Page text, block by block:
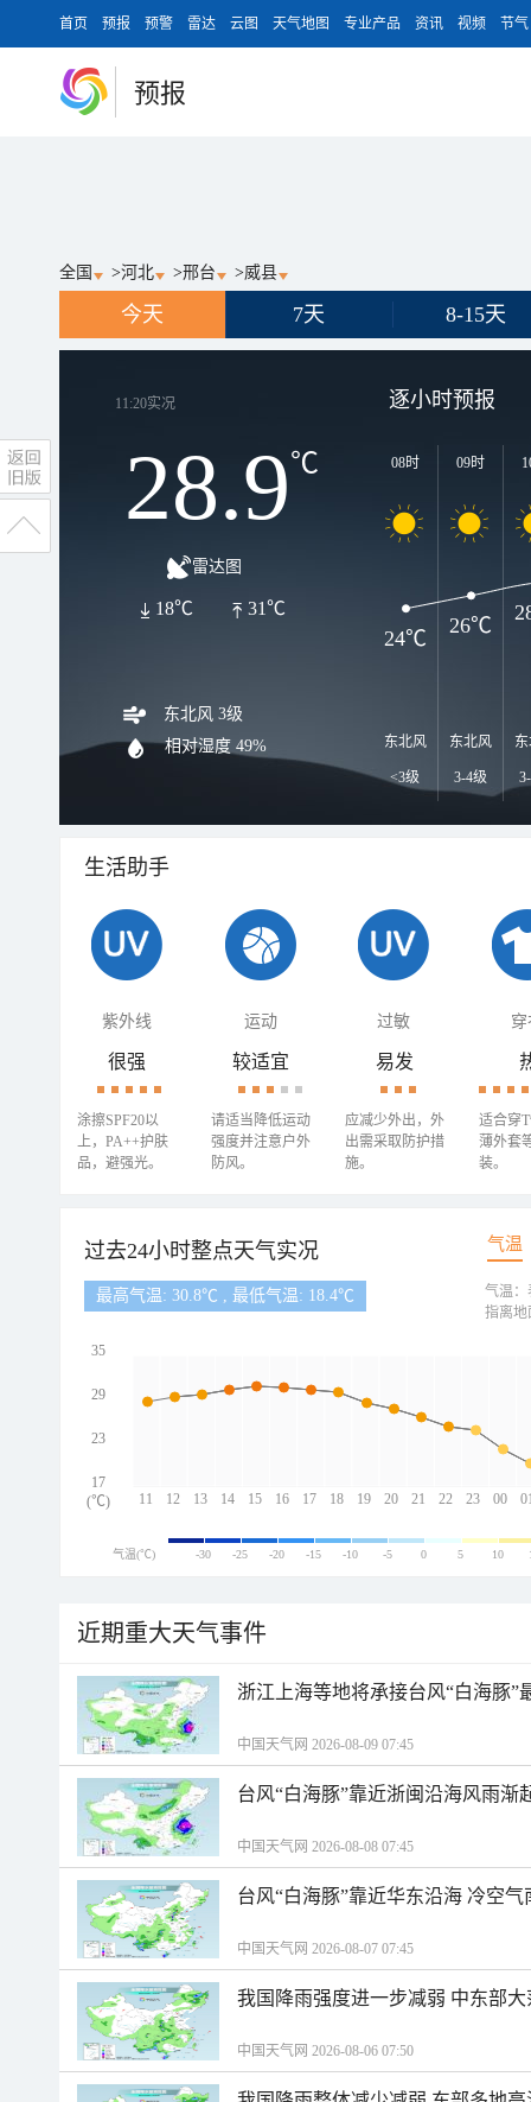
首页 预报 预警 雷达 云图 天气地图 专业产品 资讯 视频 节气
预报
全国 >河北 >邢台 >威县
今天 7天 8-15天
11:20实况
28.9℃
雷达图
31℃
18℃
东北风 3级
相对湿度 49%
逐小时预报
08时
东北风
<3级
09时
东北风
3-4级
24℃
26℃
生活助手
紫外线 运动 过敏 穿
很强
涂擦SPF20以
上，PA++护肤
品，避强光。
较适宜
请适当降低运动
强度并注意户外
防风。
易发
应减少外出，外
出需采取防护措
施。
适合穿
薄外套
装。
过去24小时整点天气实况 气温
最高气温: 30.8℃ , 最低气温: 18.4℃
11 12 13 14 15 16 17 18 19 20 21 22 23 00
35
29
23
17
(℃)
气温：
指离地
气温(℃) -30 -25 -20 -15 -10 -5 0 5 10
近期重大天气事件
浙江上海等地将承接台风“白海豚”
中国天气网 2026-08-09 07:45
台风“白海豚”靠近浙闽沿海风雨渐
中国天气网 2026-08-08 07:45
台风“白海豚”靠近华东沿海 冷空
中国天气网 2026-08-07 07:45
我国降雨强度进一步减弱 中东部
中国天气网 2026-08-06 07:50